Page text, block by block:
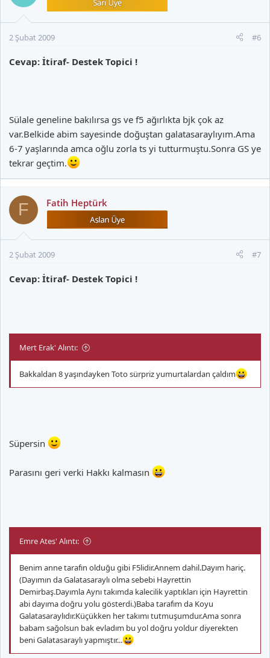
2 Şubat 2009 #6
Cevap: İtiraf- Destek Topici !
Sülale geneline bakılırsa gs ve f5 ağırlıkta bjk çok az
var.Belkide abim sayesinde doğuştan galatasaraylıyım.Ama
6-7 yaşlarında amca oğlu zorla ts yi tutturmuştu.Sonra GS ye
tekrar geçtim.
F Fatih Heptürk
2 Şubat 2009 #7
Cevap: İtiraf- Destek Topici !
Mert Erak' Alıntı:
Bakkaldan 8 yaşındayken Toto sürpriz yumurtalardan çaldım
Süpersin
Parasını geri verki Hakkı kalmasın
Emre Ates' Alıntı:
Benim anne tarafın olduğu gibi F5lidir.Annem dahil.Dayım hariç.
(Dayımın da Galatasaraylı olma sebebi Hayrettin
Demirbaş.Dayımla Aynı takımda kalecilik yaptıkları için Hayrettin
abi dayıma doğru yolu gösterdi.)Baba tarafım da Koyu
Galatasaraylıdır.Küçükken her takımı tutmuşumdur.Ama sonra
babam sağolsun bak evladım bu yol doğru yoldur diyerekten
beni Galatasaraylı yapmıştır...